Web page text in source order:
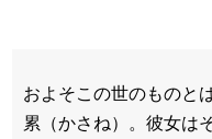
およそこの世のものと
累（かさね）。彼女は